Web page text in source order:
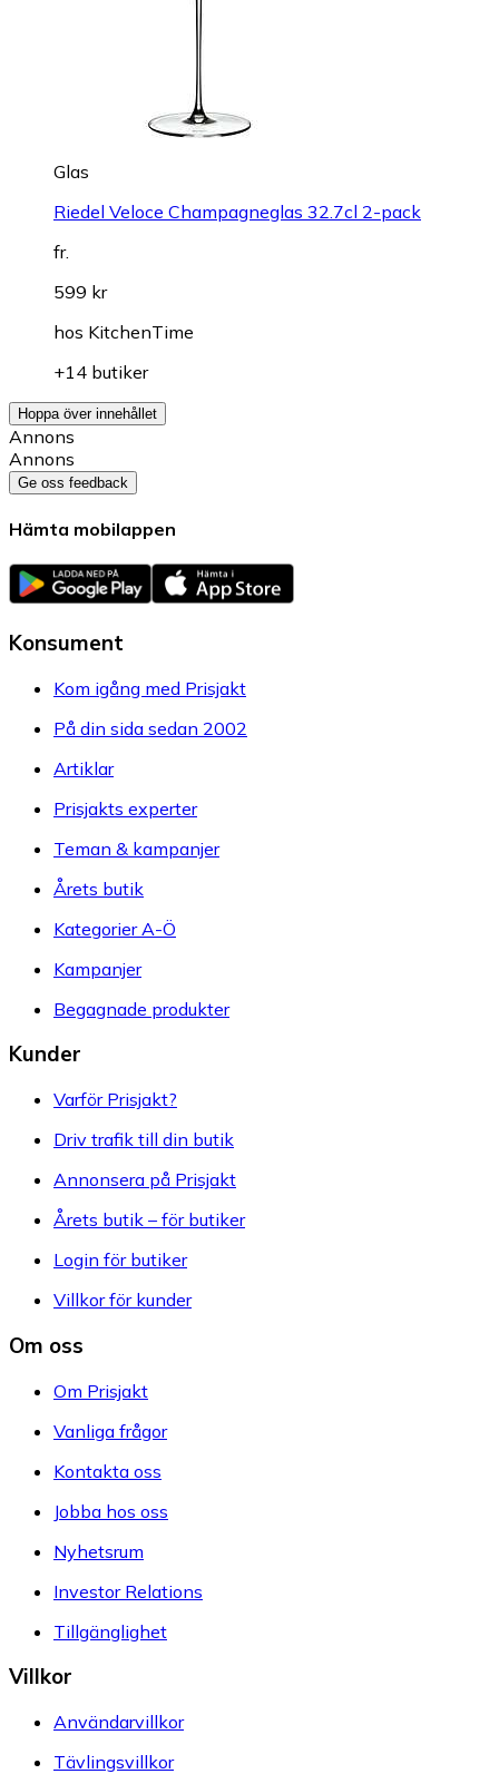
Glas
Riedel Veloce Champagneglas 32.7cl 2-pack
fr.
599 kr
hos KitchenTime
+14 butiker
Hoppa över innehållet
Annons
Annons
Ge oss feedback
Hämta mobilappen
Konsument
Kom igång med Prisjakt
På din sida sedan 2002
Artiklar
Prisjakts experter
Teman & kampanjer
Årets butik
Kategorier A-Ö
Kampanjer
Begagnade produkter
Kunder
Varför Prisjakt?
Driv trafik till din butik
Annonsera på Prisjakt
Årets butik – för butiker
Login för butiker
Villkor för kunder
Om oss
Om Prisjakt
Vanliga frågor
Kontakta oss
Jobba hos oss
Nyhetsrum
Investor Relations
Tillgänglighet
Villkor
Användarvillkor
Tävlingsvillkor